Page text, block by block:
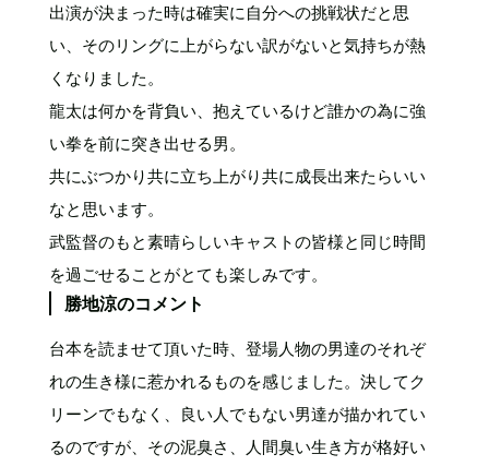
出演が決まった時は確実に自分への挑戦状だと思
い、そのリングに上がらない訳がないと気持ちが熱
くなりました。
龍太は何かを背負い、抱えているけど誰かの為に強
い拳を前に突き出せる男。
共にぶつかり共に立ち上がり共に成長出来たらいい
なと思います。
武監督のもと素晴らしいキャストの皆様と同じ時間
を過ごせることがとても楽しみです。
勝地涼のコメント
台本を読ませて頂いた時、登場人物の男達のそれぞ
れの生き様に惹かれるものを感じました。決してク
リーンでもなく、良い人でもない男達が描かれてい
るのですが、その泥臭さ、人間臭い生き方が格好い